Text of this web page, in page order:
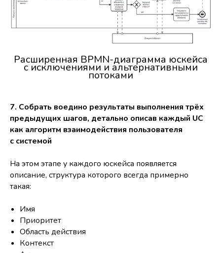
Расширенная BPMN-диаграмма юскейса
с исключениями и альтернативными
потоками
7. Собрать воедино результаты выполнения трёх
предыдущих шагов, детально описав каждый UC
как алгоритм взаимодействия пользователя
с системой
На этом этапе у каждого юскейса появляется
описание, структура которого всегда примерно
такая:
Имя
Приоритет
Область действия
Контекст